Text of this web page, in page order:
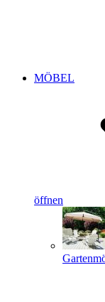
MÖBEL
öffnen